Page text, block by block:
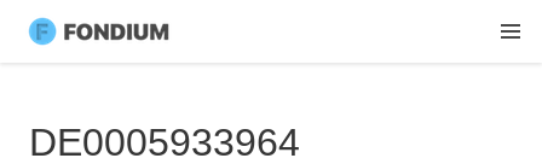
DE0005933964